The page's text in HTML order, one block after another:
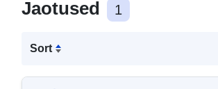
hetkeseis
kaardi
Jaotused 1
Sort